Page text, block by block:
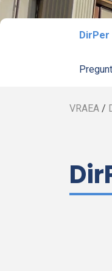
DirPer
VRAEA /